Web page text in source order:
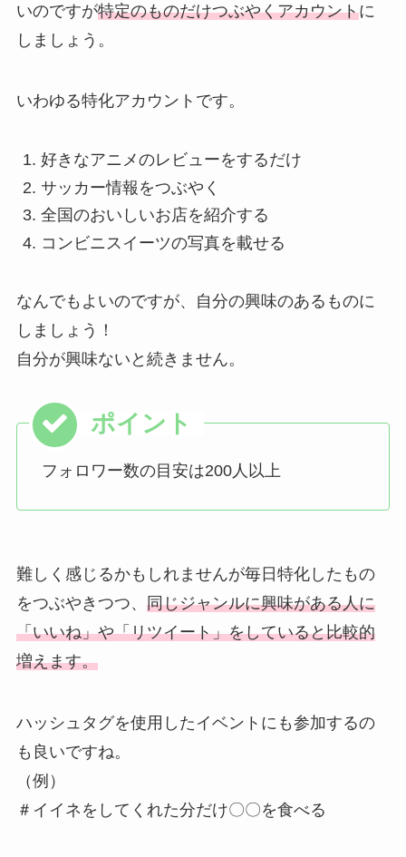
いのですが特定のものだけつぶやくアカウントに
しましょう。
いわゆる特化アカウントです。
好きなアニメのレビューをするだけ
サッカー情報をつぶやく
全国のおいしいお店を紹介する
コンビニスイーツの写真を載せる
なんでもよいのですが、自分の興味のあるものに
しましょう！
自分が興味ないと続きません。
フォロワー数の目安は200人以上
難しく感じるかもしれませんが毎日特化したもの
をつぶやきつつ、 同じジャンルに興味がある人に
「いいね」や「リツイート」をしていると比較的
増えます。
ハッシュタグを使用したイベントにも参加するの
も良いですね。
（例）
＃イイネをしてくれた分だけ〇〇を食べる